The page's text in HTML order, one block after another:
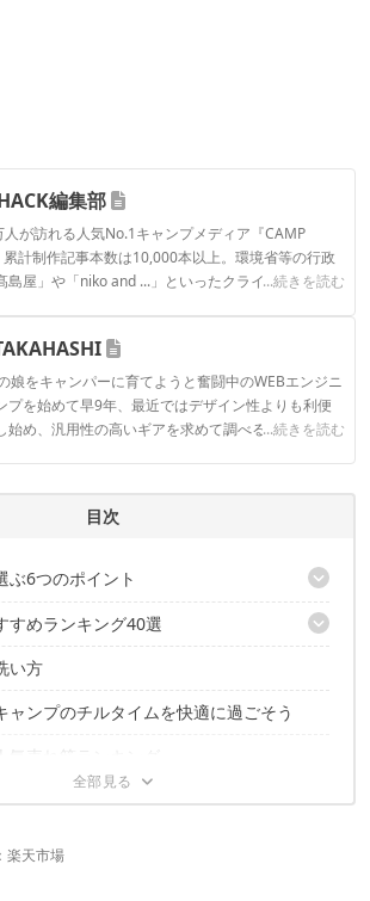
編集部
人が訪れる人気No.1キャンプメディア『CAMP
累計制作記事本数は10,000本以上。環境省等の行政
島屋」や「niko and ...」といったクライアントとの
...続きを読む
編集部のプロフィール
娘をキャンパーに育てようと奮闘中のWEBエンジニ
プを始めて早9年、最近ではデザイン性よりも利便
始め、汎用性の高いギアを求めて調べる日々を過ご
...続きを読む
のプロフィール
目次
ぶ6つのポイント
るならチェアタイプ、携帯性重視ならコットタイ
ズを選ぶのがポイント
ど求める性能を持った素材選びが重要
を高める+αな機能にも注目しよう
すめランキング40選
すすめランキング15選
すすめランキング15選
い方
ャンプのチルタイムを快適に過ごそう
するこちらの記事もおすすめ
楽天市場